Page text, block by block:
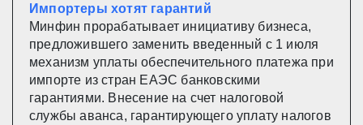
Импортеры хотят гарантий
Минфин прорабатывает инициативу бизнеса,
предложившего заменить введенный с 1 июля
механизм уплаты обеспечительного платежа при
импорте из стран ЕАЭС банковскими
гарантиями. Внесение на счет налоговой
службы аванса, гарантирующего уплату налогов